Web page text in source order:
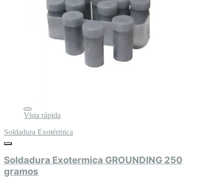
Vista rápida
Soldadura Exotérmica
Soldadura Exotermica GROUNDING 250
gramos